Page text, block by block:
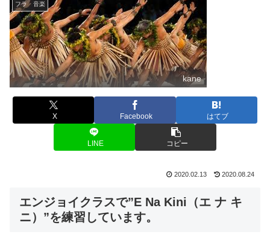
フラ 音楽
kane
X Facebook はてブ
LINE コピー
2020.02.13 2020.08.24
エンジョイクラスで”E Na Kini（エ ナ キ
ニ）”を練習しています。